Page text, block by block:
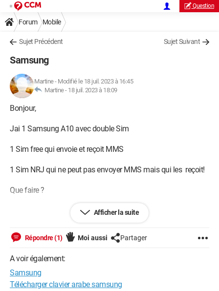
Question
Forum Mobile
Sujet Précédent Sujet Suivant
Samsung
Martine- Modifié le 18 juil. 2023 à 16:45
Martine - 18 juil. 2023 à 18:09
Bonjour,
Jai 1 Samsung A10 avec double Sim
1 Sim free qui envoie et reçoit MMS
1 Sim NRJ qui ne peut pas envoyer MMS mais qui les reçoit!
Que faire ?
On peut m'aider en me disant que faire pour recevoir MMS
Merci
Windows / Opera 99.0.0.0
Afficher la suite
Répondre (1) Moi aussi Partager
A voir également:
Samsung
Télécharger clavier arabe samsung